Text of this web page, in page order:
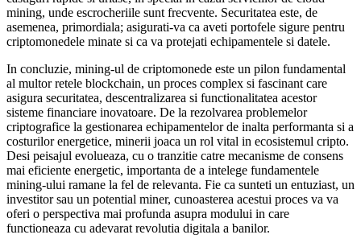
mining, unde escrocheriile sunt frecvente. Securitatea este, de
asemenea, primordiala; asigurati-va ca aveti portofele sigure pentru
criptomonedele minate si ca va protejati echipamentele si datele.
In concluzie, mining-ul de criptomonede este un pilon fundamental
al multor retele blockchain, un proces complex si fascinant care
asigura securitatea, descentralizarea si functionalitatea acestor
sisteme financiare inovatoare. De la rezolvarea problemelor
criptografice la gestionarea echipamentelor de inalta performanta si a
costurilor energetice, minerii joaca un rol vital in ecosistemul cripto.
Desi peisajul evolueaza, cu o tranzitie catre mecanisme de consens
mai eficiente energetic, importanta de a intelege fundamentele
mining-ului ramane la fel de relevanta. Fie ca sunteti un entuziast, un
investitor sau un potential miner, cunoasterea acestui proces va va
oferi o perspectiva mai profunda asupra modului in care
functioneaza cu adevarat revolutia digitala a banilor.